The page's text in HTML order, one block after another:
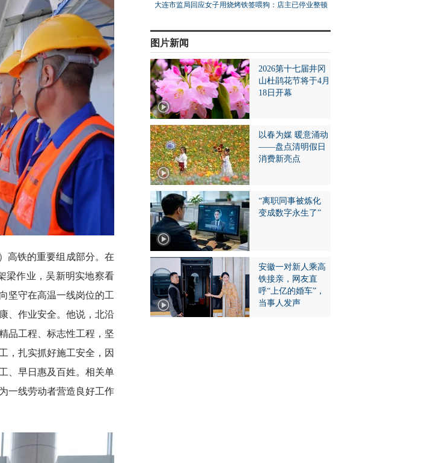
高铁的重要组成部分。在
梁作业，吴新明实地察看
坚守在高温一线岗位的工
、作业安全。他说，北沿
品工程、标志性工程，坚
，扎实抓好施工安全，因
、早日惠及百姓。相关单
一线劳动者营造良好工作
大连市监局回应女子用烧烤铁签喂狗：店主已停业整顿
图片新闻
2026第十七届井冈
山杜鹃花节将于4月
18日开幕
以春为媒 暖意涌动
——盘点清明假日
消费新亮点
“离职同事被炼化
变成数字永生了”
安徽一对新人乘高
铁接亲，网友直
呼“上亿的婚车”，
当事人发声